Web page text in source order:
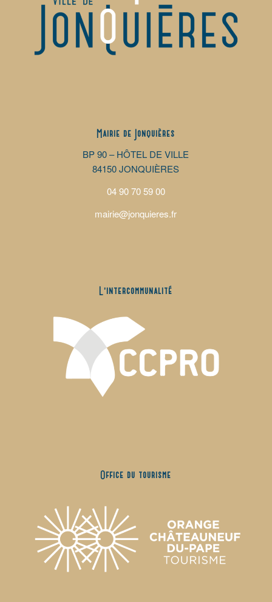
Mairie de Jonquières
BP 90 – HÔTEL DE VILLE
84150 JONQUIÈRES
04 90 70 59 00
mairie@jonquieres.fr
L’intercommunalité
Office du tourisme